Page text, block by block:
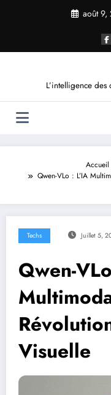
août 9,
L’intelligence
Accueil
Qwen-VLo : L’IA
Techs Juillet 5,
Qwen-
Visuelle